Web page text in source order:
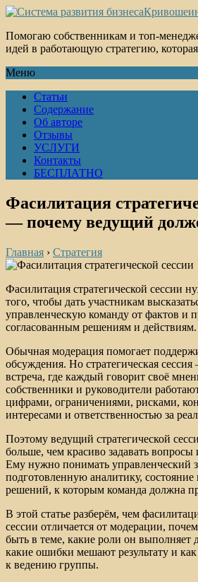
Помогаю собственникам и топ-
идей в работающую стратегию,
Меню
Статьи
Содержание
Об авторе
Отзывы
УСЛУГИ
Контакты
БЕСПЛАТНО
Фасилитация
— почему ведущий
Главная › Стратегия
Фасилитация стратегической сессии
того, чтобы дать участникам
управленческую команду от фактов и
согласованным решениям и действиям.
Обычная модерация помогает
обсуждения. Но стратегическая
встреча, где каждый говорит своё
собственники и руководители
цифрами, ограничениями, рисками,
интересами и ответственностью за
Поэтому ведущий стратегической
больше, чем красиво задавать вопросы
Ему нужно понимать управленческий
подготовленную аналитику,
решений, к которым команда должна
В этой статье разберём, чем
сессии отличается от модерации,
быть в теме, какие роли он выполняет
какие ошибки мешают результату и
к ведению группы.